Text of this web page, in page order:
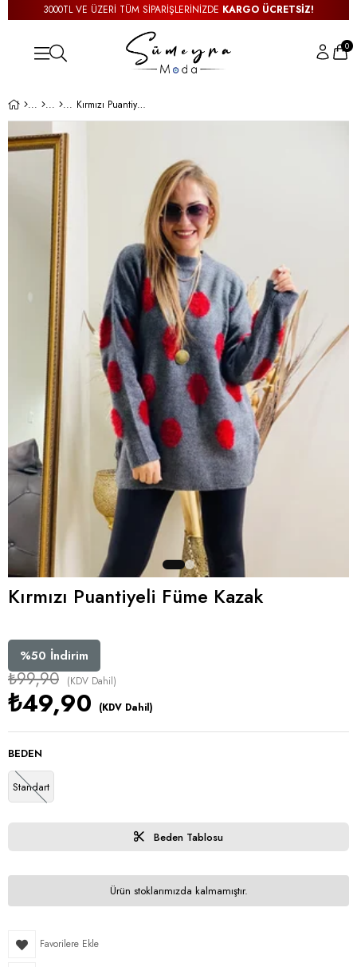
3000TL VE ÜZERİ TÜM SİPARİŞLERİNİZDE KARGO ÜCRETSİZ!
0
Kırmızı Puantiyeli Füme Kazak
Kırmızı Puantiyeli Füme Kazak
%50 İndirim
₺99,90 (KDV Dahil)
₺49,90 (KDV Dahil)
BEDEN
Standart
Beden Tablosu
Ürün stoklarımızda kalmamıştır.
Favorilere Ekle